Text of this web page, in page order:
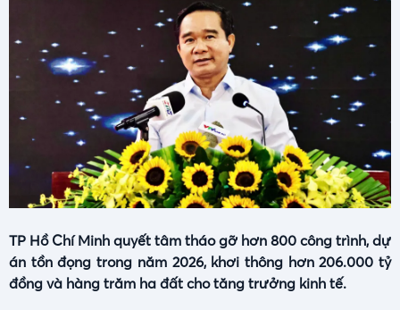
TP Hồ Chí Minh quyết tâm tháo gỡ hơn 800 công trình, dự
án tồn đọng trong năm 2026, khơi thông hơn 206.000 tỷ
đồng và hàng trăm ha đất cho tăng trưởng kinh tế.